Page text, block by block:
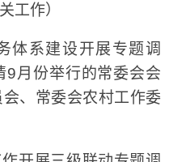
工作）
系建设开展专题调
9月份举行的常委会会
、常委会农村工作委